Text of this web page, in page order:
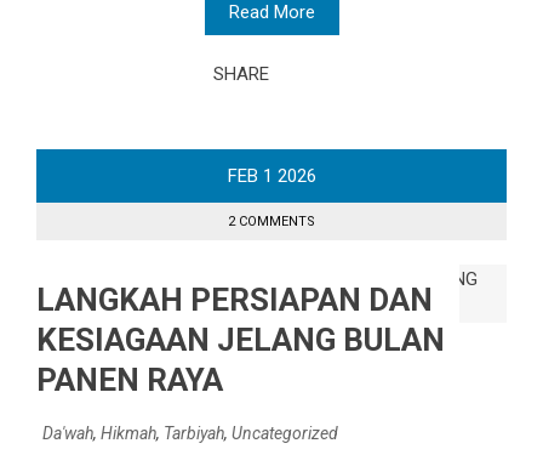
Read More
SHARE
FEB 1 2026
2 COMMENTS
LANGKAH PERSIAPAN DAN
KESIAGAAN JELANG BULAN
PANEN RAYA
Da'wah, Hikmah, Tarbiyah, Uncategorized